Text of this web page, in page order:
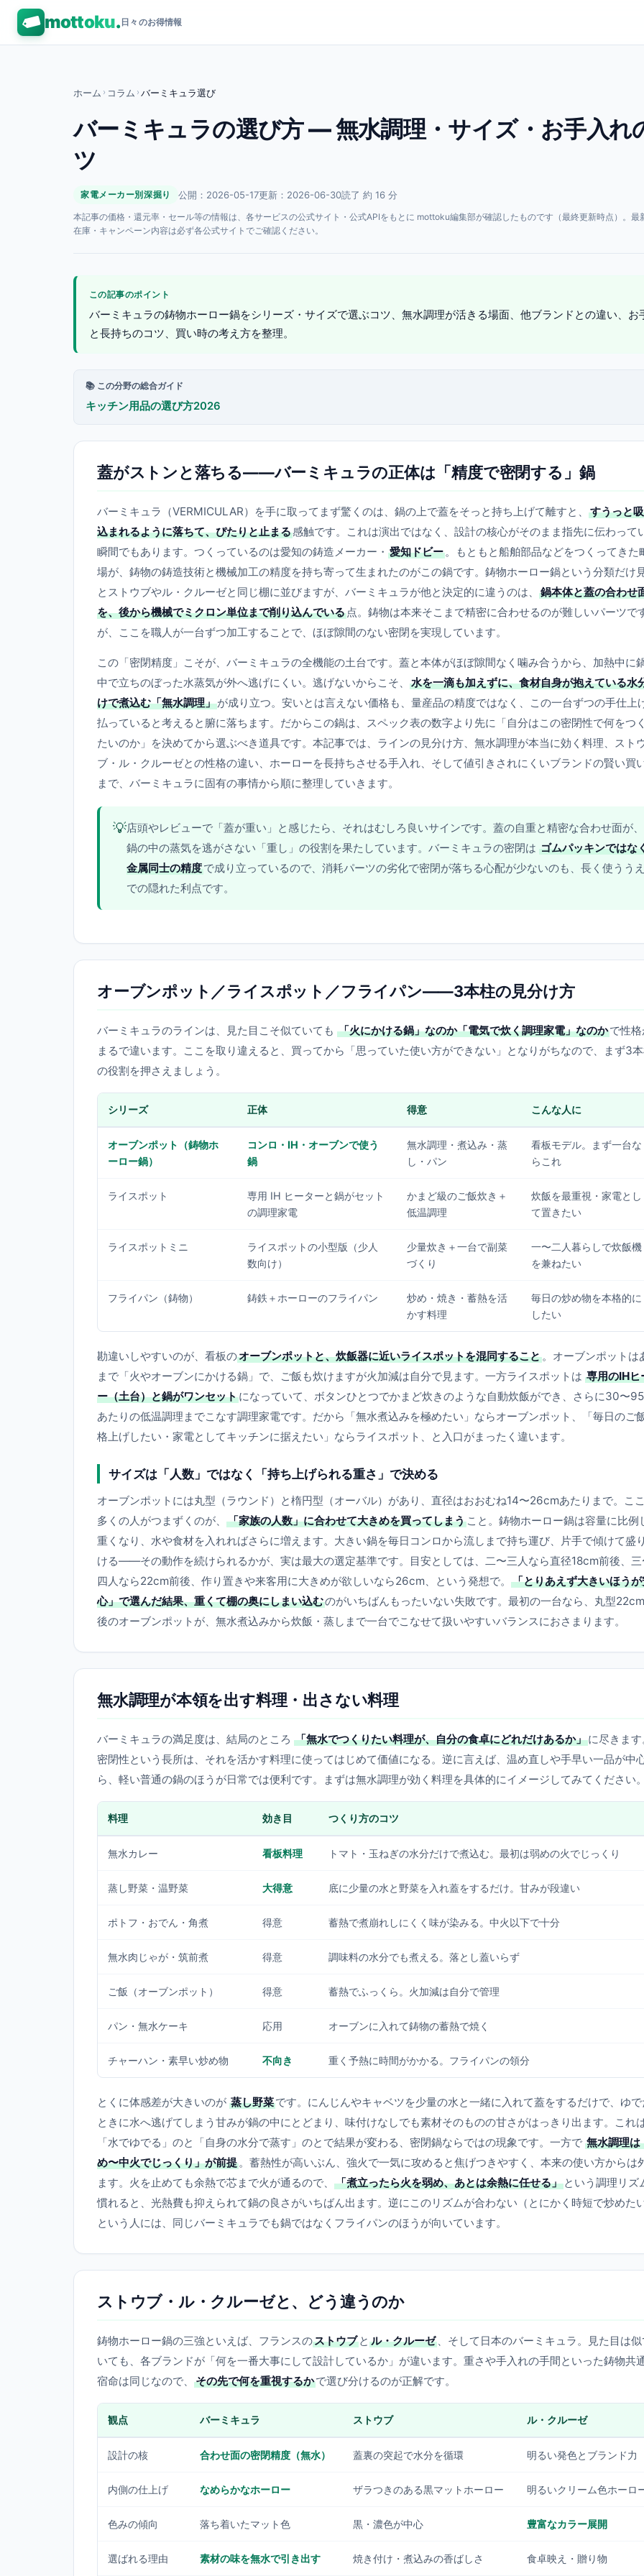
mottoku.日々のお得情報
ホーム › コラム › バーミキュラ選び
バーミキュラの選び方 — 無水調理・サイズ・お手入れ
ツ
家電メーカー別深掘り 公開：2026-05-17更新：2026-06-30読了 約 16 分
本記事の価格・還元率・セール等の情報は、各サービスの公式サイト・公式APIをもとに mottoku編集部が確認したものです（最終更新時点）。最
在庫・キャンペーン内容は必ず各公式サイトでご確認ください。
この記事のポイント
バーミキュラの鋳物ホーロー鍋をシリーズ・サイズで選ぶコツ、無水調理が活きる場面、他ブランドとの違い、お
と長持ちのコツ、買い時の考え方を整理。
📚 この分野の総合ガイド
キッチン用品の選び方2026
蓋がストンと落ちる——バーミキュラの正体は「精度で密閉する」鍋
バーミキュラ（VERMICULAR）を手に取ってまず驚くのは、鍋の上で蓋をそっと持ち上げて離すと、
すうっと
込まれるように落ちて、ぴたりと止まる感触です。これは演出ではなく、設計の核心がそのまま指先に伝わって
瞬間でもあります。つくっているのは愛知の鋳造メーカー・ 愛知ドビー。もともと船舶部品などをつくってきた
場が、鋳物の鋳造技術と機械加工の精度を持ち寄って生まれたのがこの鍋です。鋳物ホーロー鍋という分類だけ
とストウブやル・クルーゼと同じ棚に並びますが、バーミキュラが他と決定的に違うのは、
鍋本体と蓋の合わせ
を、後から機械でミクロン単位まで削り込んでいる 点。鋳物は本来そこまで精密に合わせるのが難しいパーツで
が、ここを職人が一台ずつ加工することで、ほぼ隙間のない密閉を実現しています。
この「密閉精度」こそが、バーミキュラの全機能の土台です。蓋と本体がほぼ隙間なく噛み合うから、加熱中に
中で立ちのぼった水蒸気が外へ逃げにくい。逃げないからこそ、
水を一滴も加えずに、食材自身が抱えている水
けで煮込む「無水調理」が成り立つ。安いとは言えない価格も、量産品の精度ではなく、この一台ずつの手仕上
払っていると考えると腑に落ちます。だからこの鍋は、スペック表の数字より先に「自分はこの密閉性で何をつ
たいのか」を決めてから選ぶべき道具です。本記事では、ラインの見分け方、無水調理が本当に効く料理、スト
ブ・ル・クルーゼとの性格の違い、ホーローを長持ちさせる手入れ、そして値引きされにくいブランドの賢い買
まで、バーミキュラに固有の事情から順に整理していきます。
💡店頭やレビューで「蓋が重い」と感じたら、それはむしろ良いサインです。蓋の自重と精密な合わせ面が、
鍋の中の蒸気を逃がさない「重し」の役割を果たしています。バーミキュラの密閉は ゴムパッキンではな
金属同士の精度で成り立っているので、消耗パーツの劣化で密閉が落ちる心配が少ないのも、長く使うう
での隠れた利点です。
オーブンポット／ライスポット／フライパン——3本柱の見分け方
バーミキュラのラインは、見た目こそ似ていても 「火にかける鍋」なのか「電気で炊く調理家電」なのかで性
まるで違います。ここを取り違えると、買ってから「思っていた使い方ができない」となりがちなので、まず3
の役割を押さえましょう。
シリーズ 正体 得意 こんな人に
オーブンポット（鋳物ホ
ーロー鍋）
コンロ・IH・オーブンで使う
鍋
無水調理・煮込み・蒸
し・パン
看板モデル。まず一台な
らこれ
ライスポット
専用 IH ヒーターと鍋がセット
の調理家電
かまど級のご飯炊き＋
低温調理
炊飯を最重視・家電とし
て置きたい
ライスポットミニ
ライスポットの小型版（少人
数向け）
少量炊き＋一台で副菜
づくり
一〜二人暮らしで炊飯機
を兼ねたい
フライパン（鋳物） 鋳鉄＋ホーローのフライパン
炒め・焼き・蓄熱を活
かす料理
毎日の炒め物を本格的に
したい
勘違いしやすいのが、看板のオーブンポットと、炊飯器に近いライスポットを混同すること。オーブンポットは
まで「火やオーブンにかける鍋」で、ご飯も炊けますが火加減は自分で見ます。一方ライスポットは 専用のIHヒ
ー（土台）と鍋がワンセットになっていて、ボタンひとつでかまど炊きのような自動炊飯ができ、さらに30〜
あたりの低温調理までこなす調理家電です。だから「無水煮込みを極めたい」ならオーブンポット、「毎日のご
格上げしたい・家電としてキッチンに据えたい」ならライスポット、と入口がまったく違います。
サイズは「人数」ではなく「持ち上げられる重さ」で決める
オーブンポットには丸型（ラウンド）と楕円型（オーバル）があり、直径はおおむね14〜26cmあたりまで。こ
多くの人がつまずくのが、
「家族の人数」に合わせて大きめを買ってしまう こと。鋳物ホーロー鍋は容量に比例
重くなり、水や食材を入れればさらに増えます。大きい鍋を毎日コンロから流しまで持ち運び、片手で傾けて盛
ける——その動作を続けられるかが、実は最大の選定基準です。目安としては、二〜三人なら直径18cm前後、三
四人なら22cm前後、作り置きや来客用に大きめが欲しいなら26cm、という発想で。
「とりあえず大きいほう
心」で選んだ結果、重くて棚の奥にしまい込むのがいちばんもったいない失敗です。最初の一台なら、丸型
後のオーブンポットが、無水煮込みから炊飯・蒸しまで一台でこなせて扱いやすいバランスにおさまります。
無水調理が本領を出す料理・出さない料理
バーミキュラの満足度は、結局のところ 「無水でつくりたい料理が、自分の食卓にどれだけあるか」に尽きま
密閉性という長所は、それを活かす料理に使ってはじめて価値になる。逆に言えば、温め直しや手早い一品が中
ら、軽い普通の鍋のほうが日常では便利です。まずは無水調理が効く料理を具体的にイメージしてみてください
料理 効き目 つくり方のコツ
無水カレー 看板料理 トマト・玉ねぎの水分だけで煮込む。最初は弱めの火でじっくり
蒸し野菜・温野菜 大得意 底に少量の水と野菜を入れ蓋をするだけ。甘みが段違い
ポトフ・おでん・角煮 得意 蓄熱で煮崩れしにくく味が染みる。中火以下で十分
無水肉じゃが・筑前煮 得意 調味料の水分でも煮える。落とし蓋いらず
ご飯（オーブンポット） 得意 蓄熱でふっくら。火加減は自分で管理
パン・無水ケーキ 応用 オーブンに入れて鋳物の蓄熱で焼く
チャーハン・素早い炒め物 不向き 重く予熱に時間がかかる。フライパンの領分
とくに体感差が大きいのが 蒸し野菜です。にんじんやキャベツを少量の水と一緒に入れて蓋をするだけで、ゆ
ときに水へ逃げてしまう甘みが鍋の中にとどまり、味付けなしでも素材そのものの甘さがはっきり出ます。これ
「水でゆでる」のと「自身の水分で蒸す」のとで結果が変わる、密閉鍋ならではの現象です。一方で 無水調理は
め〜中火でじっくり」が前提。蓄熱性が高いぶん、強火で一気に攻めると焦げつきやすく、本来の使い方からは
ます。火を止めても余熱で芯まで火が通るので、
「煮立ったら火を弱め、あとは余熱に任せる」 という調理リズ
慣れると、光熱費も抑えられて鍋の良さがいちばん出ます。逆にこのリズムが合わない（とにかく時短で炒めた
という人には、同じバーミキュラでも鍋ではなくフライパンのほうが向いています。
ストウブ・ル・クルーゼと、どう違うのか
鋳物ホーロー鍋の三強といえば、フランスのストウブ と ル・クルーゼ 、そして日本のバーミキュラ。見た目は
いても、各ブランドが「何を一番大事にして設計しているか」が違います。重さや手入れの手間といった鋳物共
宿命は同じなので、
その先で何を重視するかで選び分けるのが正解です。
観点 バーミキュラ ストウブ ル・クルーゼ
設計の核 合わせ面の密閉精度（無水） 蓋裏の突起で水分を循環 明るい発色とブランド力
内側の仕上げ なめらかなホーロー ザラつきのある黒マットホーロー 明るいクリーム色ホーロ
色みの傾向 落ち着いたマット色 黒・濃色が中心 豊富なカラー展開
選ばれる理由 素材の味を無水で引き出す 焼き付け・煮込みの香ばしさ 食卓映え・贈り物